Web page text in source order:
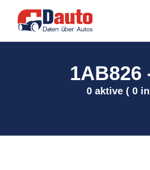
1AB826
0 aktive ( 0